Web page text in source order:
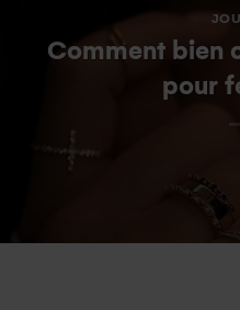
Comment bien
pour